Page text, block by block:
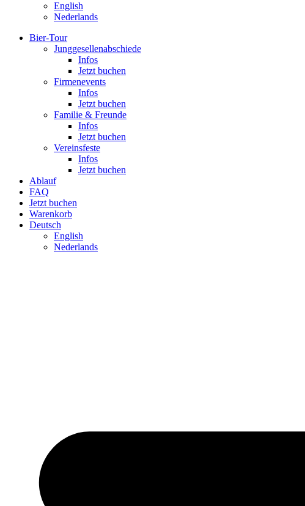
English
Neder­lands
Bier-Tour
Jung­ge­sel­len­ab­schiede
Infos
Jetzt buchen
Fir­men­events
Infos
Jetzt buchen
Familie & Freunde
Infos
Jetzt buchen
Ver­eins­feste
Infos
Jetzt buchen
Ablauf
FAQ
Jetzt buchen
Warenkorb
Deutsch
English
Neder­lands